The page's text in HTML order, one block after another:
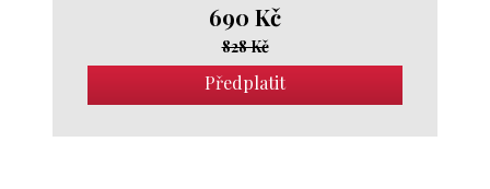
690 Kč
828 Kč
Předplatit